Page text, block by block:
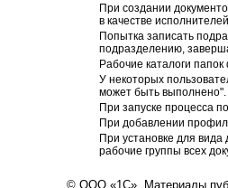
При создании
в качестве исполнителей.
Попытка записать
подразделению,
Рабочие каталоги
У некоторых
может быть выполнено".
При запуске процесса
При добавлении
При установке для
рабочие группы всех
© ООО «1С». Материалы